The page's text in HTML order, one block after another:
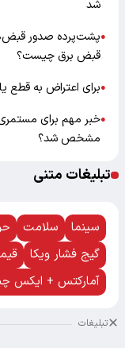
شد
●پشت‌پرده صدور
قبض برق چیست؟
●برای اعتراض به قطع
●خبر مهم برای
مشخص شد؟
تبلیغات متنی
سینما سلامت
گیج فشار ویکا
آمارکتس + ایکس
تبلیغات